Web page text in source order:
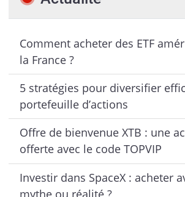
Comment acheter des ETF
la France ?
5 stratégies pour diversifier
portefeuille d’actions
Offre de bienvenue XTB : une
offerte avec le code TOPVIP
Investir dans SpaceX : acheter
mythe ou réalité ?